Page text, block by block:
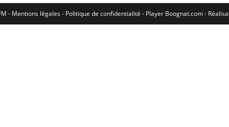
- Mentions légales - Politique de confidentialité - Player Boognat.com-